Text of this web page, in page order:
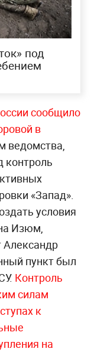
под
сообщило
в
ведомства,
контроль
«Запад».
условия
Изюм,
Александр
пункт был
Контроль
силам
к
на